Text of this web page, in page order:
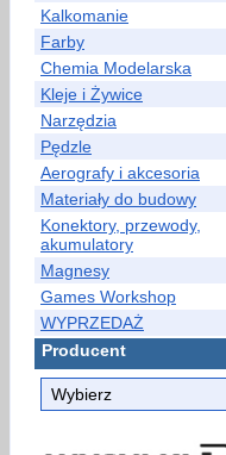
Kalkomanie
Farby
Chemia Modelarska
Kleje i Żywice
Narzędzia
Pędzle
Aerografy i akcesoria
Materiały do budowy
Konektory, przewody,
akumulatory
Magnesy
Games Workshop
WYPRZEDAŻ
Producent